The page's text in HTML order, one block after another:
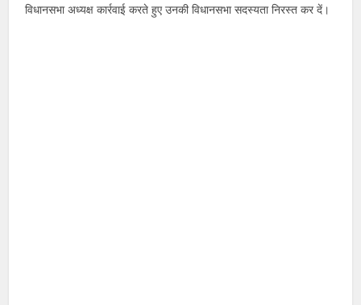
विधानसभा अध्यक्ष कार्रवाई करते हुए उनकी विधानसभा सदस्यता निरस्त कर दें।